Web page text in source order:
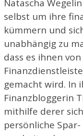
Natascha
selbst um ihre
kümmern und
unabhängig zu
dass es ihnen
gemacht wird. In
Finanzbloggerin
mithilfe derer
persönliche